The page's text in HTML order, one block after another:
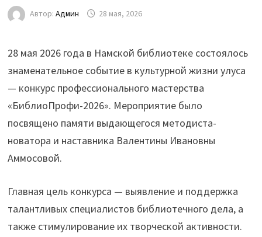
Автор: Админ 28 мая, 2026
28 мая 2026 года в Намской библиотеке состоялось
знаменательное событие в культурной жизни улуса
— конкурс профессионального мастерства
«БиблиоПрофи-2026». Мероприятие было
посвящено памяти выдающегося методиста-
новатора и наставника Валентины Ивановны
Аммосовой.
Главная цель конкурса — выявление и поддержка
талантливых специалистов библиотечного дела, а
также стимулирование их творческой активности.